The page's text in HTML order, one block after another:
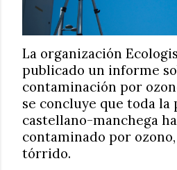
La organización
publicado un informe
contaminación por
se concluye que toda la
castellano-manchega
contaminado por
tórrido.